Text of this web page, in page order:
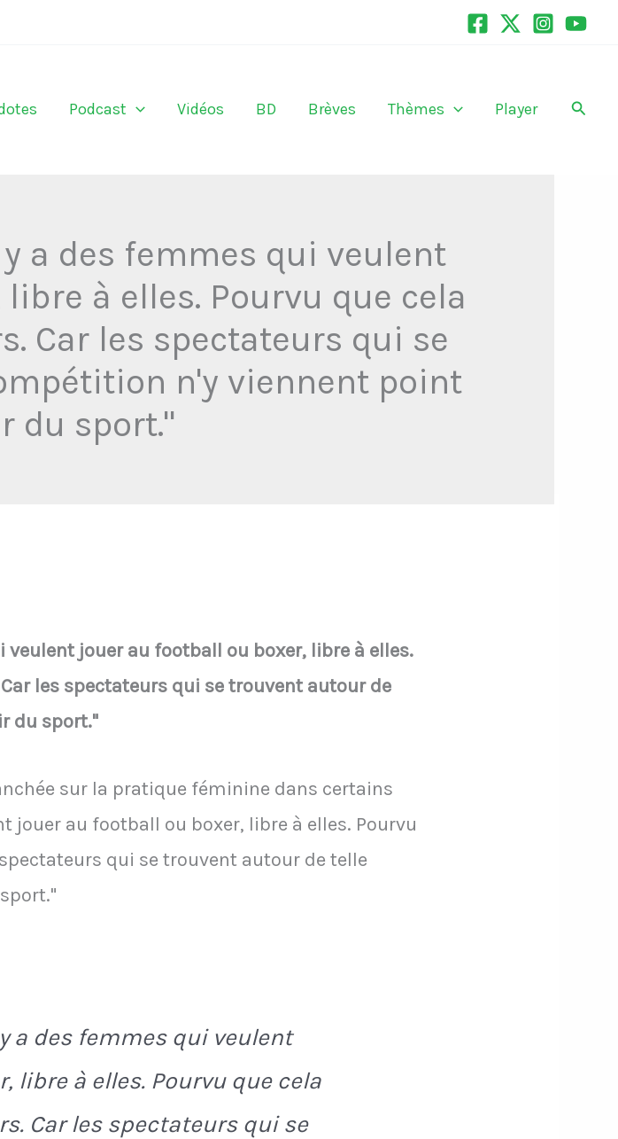
Podcast Vidéos BD Brèves Thèmes Player
a des femmes qui veulent
à elles. Pourvu que cela
Car les spectateurs qui se
n'y viennent point
du sport."
veulent jouer au football ou boxer, libre à elles.
les spectateurs qui se trouvent autour de
du sport."
sur la pratique féminine dans certains
jouer au football ou boxer, libre à elles. Pourvu
qui se trouvent autour de telle
a des femmes qui veulent
libre à elles. Pourvu que cela
Car les spectateurs qui se